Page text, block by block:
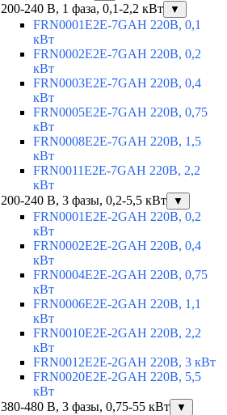
200-240 В, 1 фаза, 0,1-2,2 кВт ▼
FRN0001E2E-7GAH 220В, 0,1
кВт
FRN0002E2E-7GAH 220В, 0,2
кВт
FRN0003E2E-7GAH 220В, 0,4
кВт
FRN0005E2E-7GAH 220В, 0,75
кВт
FRN0008E2E-7GAH 220В, 1,5
кВт
FRN0011E2E-7GAH 220В, 2,2
кВт
200-240 В, 3 фазы, 0,2-5,5 кВт
▼
FRN0001E2E-2GAH 220В, 0,2
кВт
FRN0002E2E-2GAH 220В, 0,4
кВт
FRN0004E2E-2GAH 220В, 0,75
кВт
FRN0006E2E-2GAH 220В, 1,1
кВт
FRN0010E2E-2GAH 220В, 2,2
кВт
FRN0012E2E-2GAH 220В, 3 кВт
FRN0020E2E-2GAH 220В, 5,5
кВт
380-480 В, 3 фазы, 0,75-55 кВт
▼